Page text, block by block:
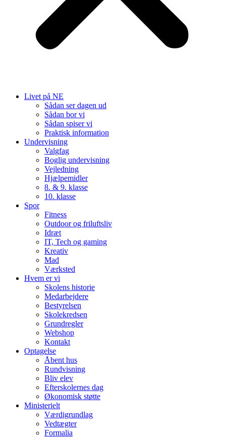
Livet på NE
Sådan ser dagen ud
Sådan bor vi
Sådan spiser vi
Praktisk information
Undervisning
Valgfag
Boglig undervisning
Vejledning
Hjælpemidler
8. & 9. klasse
10. klasse
Spor
Fitness
Outdoor og friluftsliv
Idræt
IT, Tech og gaming
Kreativ
Mad
Værksted
Hvem er vi
Skolens historie
Medarbejdere
Bestyrelsen
Skolekredsen
Grundregler
Webshop
Kontakt
Optagelse
Åbent hus
Rundvisning
Bliv elev
Efterskolernes dag
Økonomisk støtte
Ministerielt
Værdigrundlag
Vedtægter
Formalia